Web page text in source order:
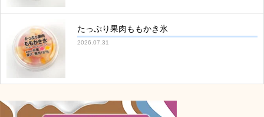
たっぷり果肉ももかき氷
2026.07.31